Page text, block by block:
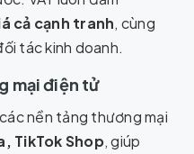
cả cạnh tranh, cùng
tác kinh doanh.
mại điện tử
nền tảng thương mại
TikTok Shop, giúp